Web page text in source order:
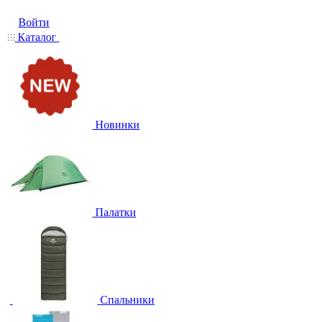
Войти
Каталог
Новинки
Палатки
Спальники